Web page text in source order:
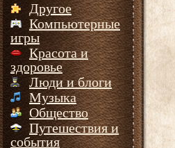
Другое
Компьютерные
игры
Красота и
здоровье
Люди и блоги
Музыка
Общество
Путешествия и
события